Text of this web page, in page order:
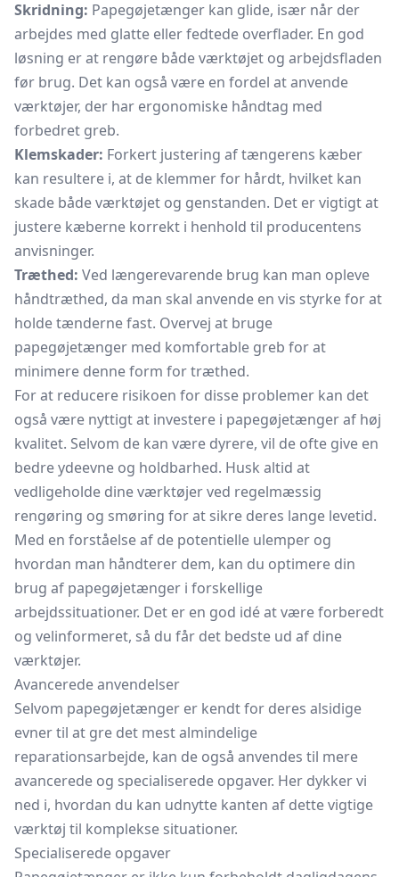
Skridning: Papegøjetænger kan glide, især når der
arbejdes med glatte eller fedtede overflader. En god
løsning er at rengøre både værktøjet og arbejdsfladen
før brug. Det kan også være en fordel at anvende
værktøjer, der har ergonomiske håndtag med
forbedret greb.
Klemskader: Forkert justering af tængerens kæber
kan resultere i, at de klemmer for hårdt, hvilket kan
skade både værktøjet og genstanden. Det er vigtigt at
justere kæberne korrekt i henhold til producentens
anvisninger.
Træthed: Ved længerevarende brug kan man opleve
håndtræthed, da man skal anvende en vis styrke for at
holde tænderne fast. Overvej at bruge
papegøjetænger med komfortable greb for at
minimere denne form for træthed.
For at reducere risikoen for disse problemer kan det
også være nyttigt at investere i papegøjetænger af høj
kvalitet. Selvom de kan være dyrere, vil de ofte give en
bedre ydeevne og holdbarhed. Husk altid at
vedligeholde dine værktøjer ved regelmæssig
rengøring og smøring for at sikre deres lange levetid.
Med en forståelse af de potentielle ulemper og
hvordan man håndterer dem, kan du optimere din
brug af papegøjetænger i forskellige
arbejdssituationer. Det er en god idé at være forberedt
og velinformeret, så du får det bedste ud af dine
værktøjer.
Avancerede anvendelser
Selvom papegøjetænger er kendt for deres alsidige
evner til at gre det mest almindelige
reparationsarbejde, kan de også anvendes til mere
avancerede og specialiserede opgaver. Her dykker vi
ned i, hvordan du kan udnytte kanten af dette vigtige
værktøj til komplekse situationer.
Specialiserede opgaver